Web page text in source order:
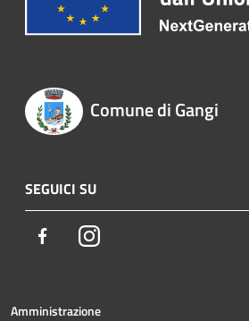
Comune di Gangi
SEGUICI SU
FacebookInstagram
Amministrazione